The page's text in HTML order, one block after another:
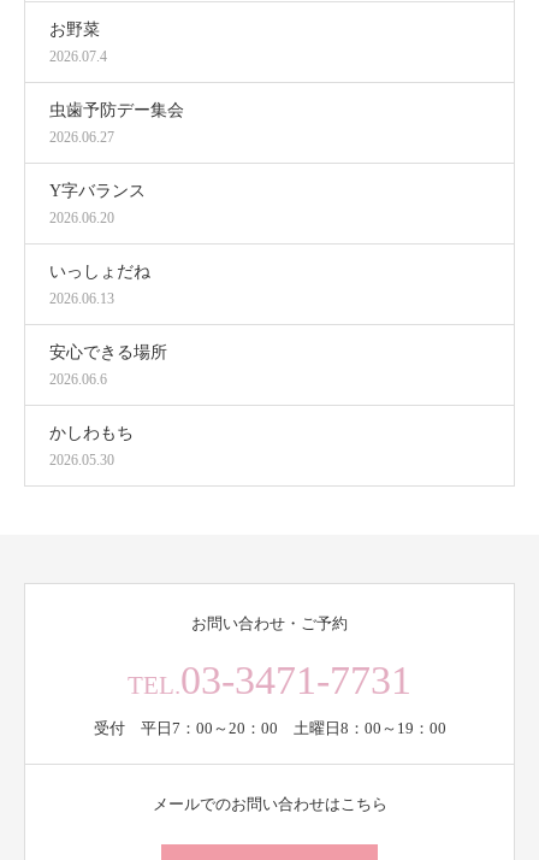
お野菜
2026.07.4
虫歯予防デー集会
2026.06.27
Y字バランス
2026.06.20
いっしょだね
2026.06.13
安心できる場所
2026.06.6
かしわもち
2026.05.30
お問い合わせ・ご予約
TEL.03-3471-7731
受付 平日7：00～20：00 土曜日8：00～19：00
メールでのお問い合わせはこちら